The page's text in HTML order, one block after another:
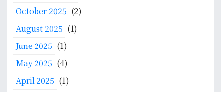
October 2025 (2)
August 2025 (1)
June 2025 (1)
May 2025 (4)
April 2025 (1)